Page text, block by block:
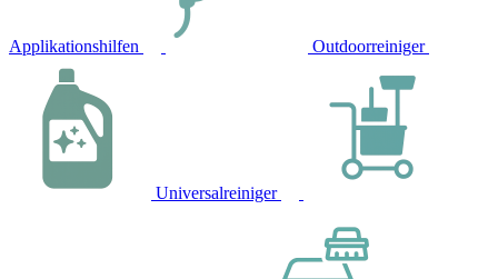
Applikationshilfen Outdoorreiniger
Universalreiniger